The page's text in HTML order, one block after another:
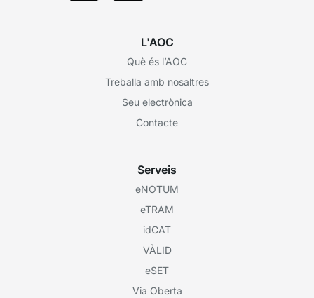
L'AOC
Què és l’AOC
Treballa amb nosaltres
Seu electrònica
Contacte
Serveis
eNOTUM
eTRAM
idCAT
VÀLID
eSET
Via Oberta